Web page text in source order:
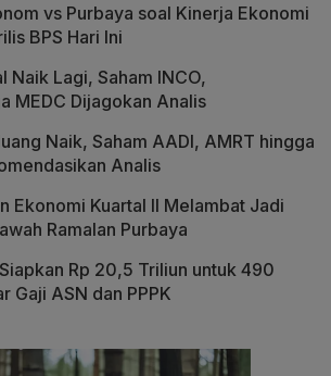
vs Purbaya soal Kinerja Ekonomi
BPS Hari Ini
Naik Lagi, Saham INCO,
MEDC Dijagokan Analis
Naik, Saham AADI, AMRT hingga
Analis
Ekonomi Kuartal II Melambat Jadi
Ramalan Purbaya
Rp 20,5 Triliun untuk 490
Gaji ASN dan PPPK